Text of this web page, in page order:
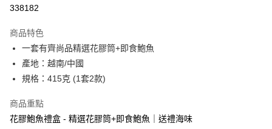
AlipayHK
PayMe
BoC Pay
338182
商品特色
一套有齊尚品精選花膠筒+即食鮑魚
產地：越南/中國
規格：415克 (1套2款)
商品重點
花膠鮑魚禮盒 - 精選花膠筒+即食鮑魚｜送禮海味